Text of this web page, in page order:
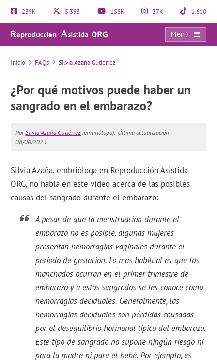
239K 5.393 158K 37K 1.610
Menú
FAQs
Inicio FAQs Silvia Azaña Gutiérrez
¿Por qué motivos puede haber un
sangrado en el embarazo?
PorSilvia Azaña Gutiérrez(embrióloga). Última actualización:
08/06/2023
Silvia Azaña, embrióloga en Reproducción Asistida
ORG, no habla en este vídeo acerca de las posibles
causas del sangrado durante el embarazo:
A pesar de que la menstruación durante el
embarazo no es posible, algunas mujeres
presentan hemorragias vaginales durante el
periodo de gestación. Lo más habitual es que los
manchados ocurran en el primer trimestre de
embarazo y a estos sangrados se les conoce como
hemorragias deciduales. Generalmente, las
hemorragias deciduales son pérdidas causadas
por el desequilibrio hormonal típico del embarazo.
Este tipo de sangrado no supone ningún riesgo ni
para la madre ni para el bebé. Por ejemplo, es